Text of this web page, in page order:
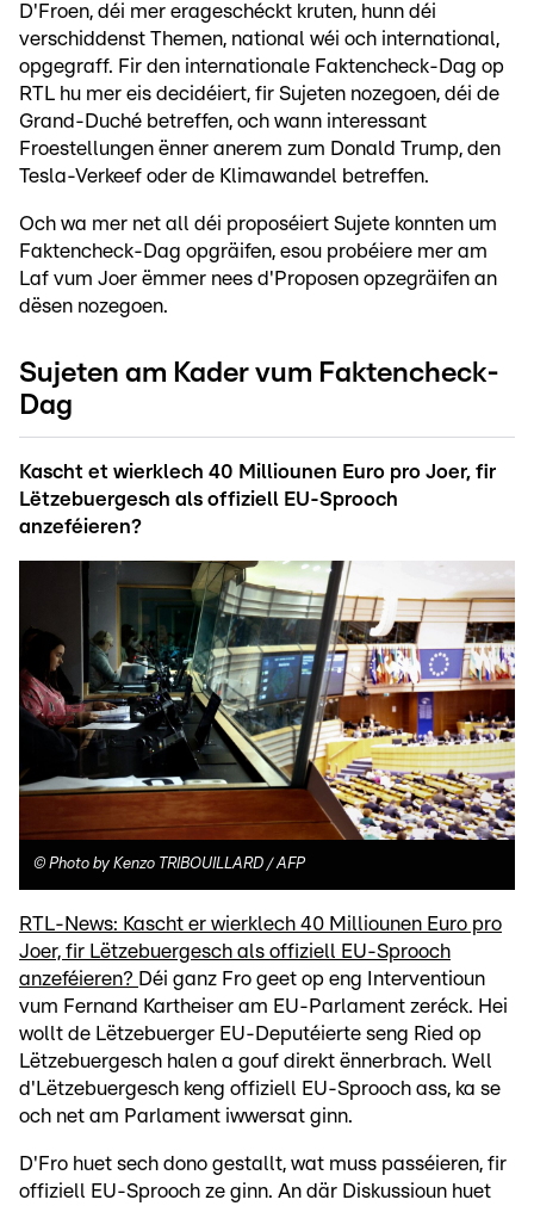
D'Froen, déi mer erageschéckt kruten, hunn déi
verschiddenst Themen, national wéi och international,
opgegraff. Fir den internationale Faktencheck-Dag op
RTL hu mer eis decidéiert, fir Sujeten nozegoen, déi de
Grand-Duché betreffen, och wann interessant
Froestellungen ënner anerem zum Donald Trump, den
Tesla-Verkeef oder de Klimawandel betreffen.
Och wa mer net all déi proposéiert Sujete konnten um
Faktencheck-Dag opgräifen, esou probéiere mer am
Laf vum Joer ëmmer nees d'Proposen opzegräifen an
dësen nozegoen.
Sujeten am Kader vum Faktencheck-
Dag
Kascht et wierklech 40 Milliounen Euro pro Joer, fir
Lëtzebuergesch als offiziell EU-Sprooch
anzeféieren?
© Photo by Kenzo TRIBOUILLARD / AFP
RTL-News: Kascht er wierklech 40 Milliounen Euro pro
Joer, fir Lëtzebuergesch als offiziell EU-Sprooch
anzeféieren? Déi ganz Fro geet op eng Interventioun
vum Fernand Kartheiser am EU-Parlament zeréck. Hei
wollt de Lëtzebuerger EU-Deputéierte seng Ried op
Lëtzebuergesch halen a gouf direkt ënnerbrach. Well
d'Lëtzebuergesch keng offiziell EU-Sprooch ass, ka se
och net am Parlament iwwersat ginn.
D'Fro huet sech dono gestallt, wat muss passéieren, fir
offiziell EU-Sprooch ze ginn. An där Diskussioun huet